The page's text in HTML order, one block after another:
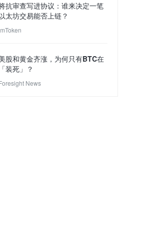
抗审查写进协议：谁来决定一笔
太坊交易能否上链？
股和黄金齐涨，为何只有BTC在
「装死」？
News